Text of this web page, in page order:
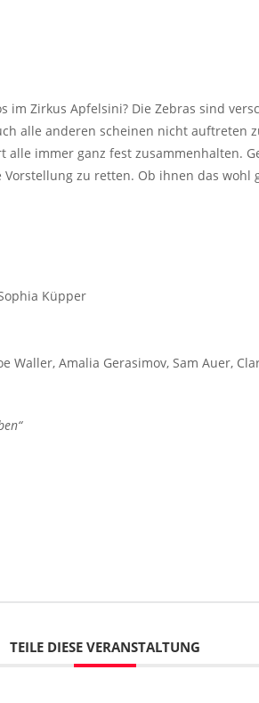
im Zirkus Apfelsini? Die Zebras sind
alle anderen scheinen nicht auftreten
immer ganz fest zusammenhalten.
zu retten. Ob ihnen das wohl
Küpper
Waller, Amalia Gerasimov, Sam Auer,
TEILE DIESE VERANSTALTUNG